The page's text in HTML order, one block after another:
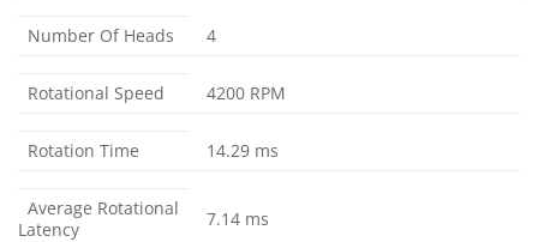
Number Of Heads 4
Rotational Speed 4200 RPM
Rotation Time 14.29 ms
Average Rotational
Latency
7.14 ms